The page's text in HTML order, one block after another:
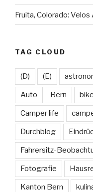
Fruita, Colorado:
TAG CLOUD
(D) (E)
Auto Bern bike
Camper life
Durchblog
Fahrersitz-
Fotografie
Kanton Bern